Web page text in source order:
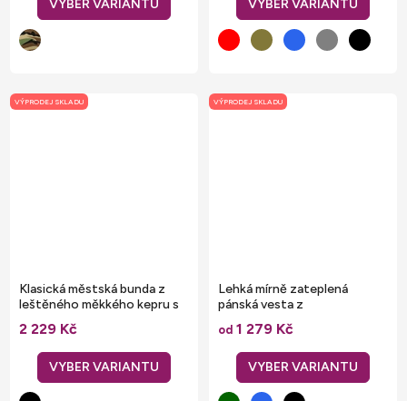
VÝPRODEJ SKLADU
Klasická městská bunda z
leštěného měkkého kepru s
výplní DuPont™
2 229 Kč
VÝPRODEJ SKLADU
Lehká mírně zateplená
pánská vesta z
recyklovaného polyesteru
od 1 279 Kč